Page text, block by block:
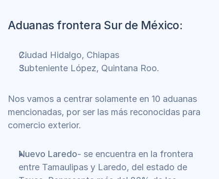
Aduanas frontera Sur de México:
Ciudad Hidalgo, Chiapas
Subteniente López, Quintana Roo.
Nos vamos a centrar solamente en 10 aduanas
mencionadas, por ser las más reconocidas para
comercio exterior.
Nuevo Laredo- se encuentra en la frontera
entre Tamaulipas y Laredo, del estado de